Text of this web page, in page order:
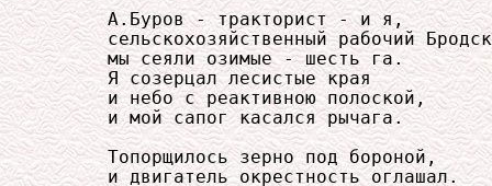
     А.Буров - тракторист - и я,
сельскохозяйственный рабочий
     мы сеяли озимые - шесть га.
     Я созерцал лесистые края
     и небо с реактивною полоской,
     и мой сапог касался рычага.
     Топорщилось зерно под бороной,
     и двигатель окрестность оглашал.